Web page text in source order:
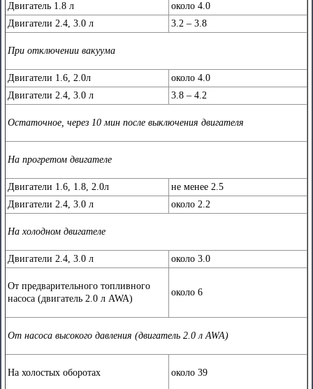
Двигатель 1.8 л
около 4.0
Двигатели 2.4, 3.0 л
3.2 – 3.8
При отключении вакуума
Двигатели 1.6, 2.0л
около 4.0
Двигатели 2.4, 3.0 л
3.8 – 4.2
Остаточное, через 10 мин после выключения двигателя
На прогретом двигателе
Двигатели 1.6, 1.8, 2.0л
не менее 2.5
Двигатели 2.4, 3.0 л
около 2.2
На холодном двигателе
Двигатели 2.4, 3.0 л около 3.0
От предварительного топливного
насоса (двигатель 2.0 л AWA)
около 6
От насoса высокого давления (двигатель 2.0 л AWA)
На холостых оборотах около 39